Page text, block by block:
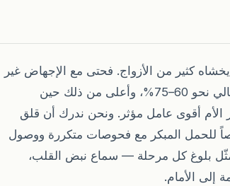
يخشاه كثير من الأزواج. فحتى مع الإجهاض غير
المبرَّر ودون علاج محدد، تبقى فرصة نجاح الحمل التالي نحو 60–75%، وأعلى من ذلك حين
الأم أقوى عامل مؤثر. ونحن ندرك أن قلق
للحمل المبكر مع فحوصات متكررة ووصول
بلوغ كل مرحلة — سماع نبض القلب،
إلى الأمام.